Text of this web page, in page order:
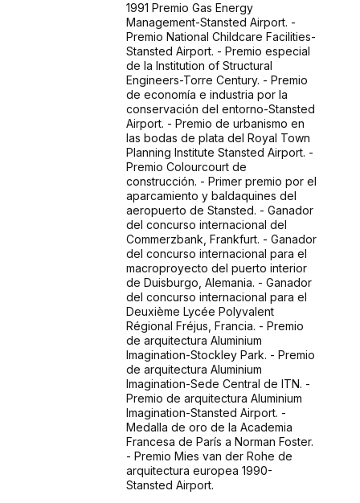
1991 Premio Gas Energy
Management-Stansted Airport. -
Premio National Childcare Facilities-
Stansted Airport. - Premio especial
de la Institution of Structural
Engineers-Torre Century. - Premio
de economía e industria por la
conservación del entorno-Stansted
Airport. - Premio de urbanismo en
las bodas de plata del Royal Town
Planning Institute Stansted Airport. -
Premio Colourcourt de
construcción. - Primer premio por el
aparcamiento y baldaquines del
aeropuerto de Stansted. - Ganador
del concurso internacional del
Commerzbank, Frankfurt. - Ganador
del concurso internacional para el
macroproyecto del puerto interior
de Duisburgo, Alemania. - Ganador
del concurso internacional para el
Deuxième Lycée Polyvalent
Régional Fréjus, Francia. - Premio
de arquitectura Aluminium
Imagination-Stockley Park. - Premio
de arquitectura Aluminium
Imagination-Sede Central de ITN. -
Premio de arquitectura Aluminium
Imagination-Stansted Airport. -
Medalla de oro de la Academia
Francesa de París a Norman Foster.
- Premio Mies van der Rohe de
arquitectura europea 1990-
Stansted Airport.